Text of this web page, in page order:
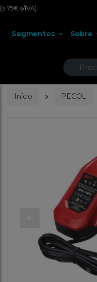
(≥ 75€ s/IVA)
Segmentos Sobre
Procurar
Início PECOL